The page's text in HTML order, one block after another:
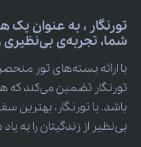
تورنگار ، به عنوان یک
شما، تجربه‌ی بی‌نظیری
با ارائه بسته‌های تور
تورنگار تضمین می‌کند
باشد. با تورنگار، بهترین
بی‌نظیر از زندگیتان را به